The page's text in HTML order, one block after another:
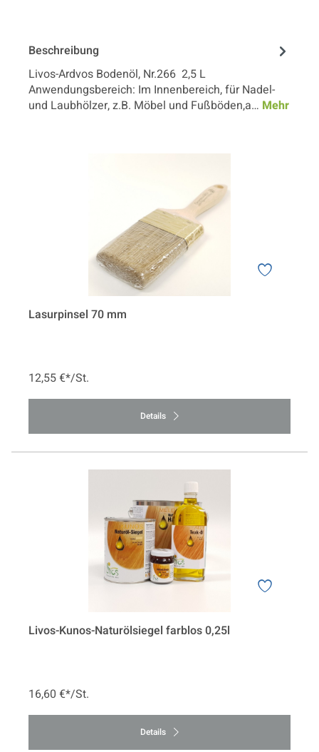
Beschreibung
Livos-Ardvos Bodenöl, Nr.266 2,5 L
Anwendungsbereich: Im Innenbereich, für Nadel-
und Laubhölzer, z.B. Möbel und Fußböden,a… Mehr
Lasurpinsel 70 mm
12,55 €*/St.
Details
Livos-Kunos-Naturölsiegel farblos 0,25l
16,60 €*/St.
Details